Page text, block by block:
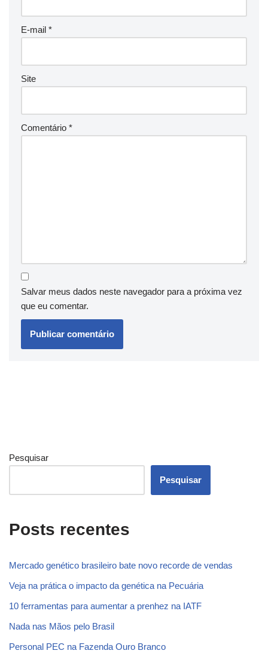
E-mail *
Site
Comentário *
Salvar meus dados neste navegador para a próxima vez
que eu comentar.
Pesquisar
Pesquisar
Posts recentes
Mercado genético brasileiro bate novo recorde de vendas
Veja na prática o impacto da genética na Pecuária
10 ferramentas para aumentar a prenhez na IATF
Nada nas Mãos pelo Brasil
Personal PEC na Fazenda Ouro Branco